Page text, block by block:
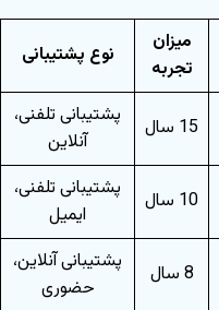
میزان
تجربه
نوع پشتیبانی
15 سال
پشتیبانی تلفنی،
آنلاین
10 سال
پشتیبانی تلفنی،
ایمیل
8 سال
پشتیبانی آنلاین،
حضوری